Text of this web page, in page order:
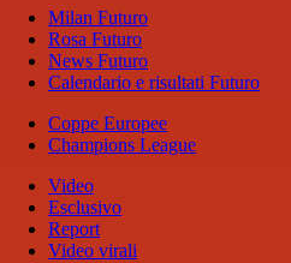
Milan Futuro
Rosa Futuro
News Futuro
Calendario e risultati Futuro
Coppe Europee
Champions League
Video
Esclusivo
Report
Video virali